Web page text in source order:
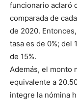
funcionario aclaró
comparada de
de 2020.
tasa es de 0%; del
de 15%.
Además, el monto
equivalente a
integre la nómina